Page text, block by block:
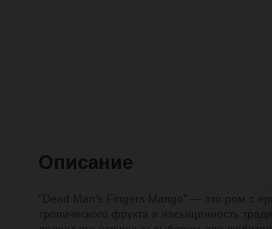
Описание
"Dead Man's Fingers Mango" — это ром с